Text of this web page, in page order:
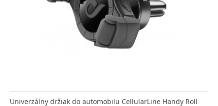
Univerzálny držiak do automobilu CellularLine Handy Roll